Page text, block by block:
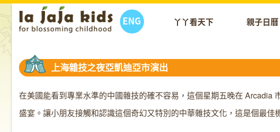
ENG 丫丫看天下 親子日曆
上海雜技之夜亞凱迪亞市演出
在美國能看到專業水準的中國雜技的確不容易，這個星期五晚在 Arcadia
盛宴。讓小朋友接觸和認識這個奇幻又特別的中華雜技文化，這是個最佳